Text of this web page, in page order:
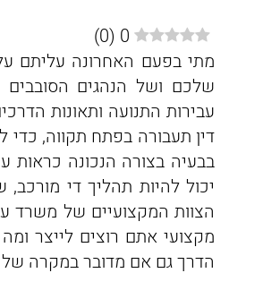
0
(
0
)
מתי בפעם האחרונה עליתם
שלכם ושל הנהגים
עבירות התנועה ותאונות
דין תעבורה בפתח תקווה,
בבעיה בצורה הנכונה כראות
יכול להיות תהליך די
הצוות המקצועיים של משרד
מקצועי אתם רוצים לייצר
הדרך גם אם מדובר במקרה של